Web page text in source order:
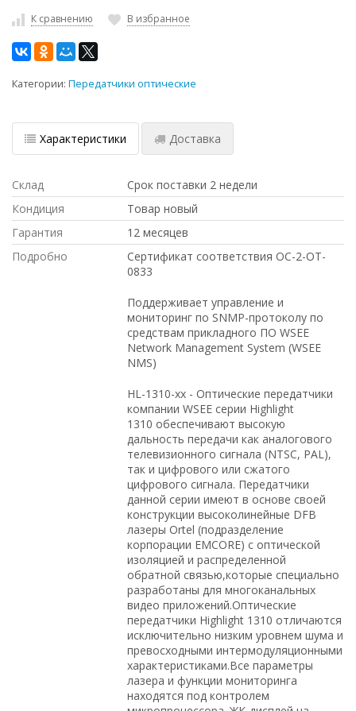
К сравнению В избранное
Категории: Передатчики оптические
Характеристики Доставка
Склад
Срок поставки 2 недели
Кондиция
Товар новый
Гарантия
12 месяцев
Подробно
Сертификат соответствия OC-2-OT-
0833
Поддерживает управление и
мониторинг по SNMP-протоколу по
средствам прикладного ПО WSEE
Network Management System (WSEE
NMS)
HL-1310-xx - Оптические передатчики
компании WSEE серии Highlight
1310 обеспечивают высокую
дальность передачи как аналогового
телевизионного сигнала (NTSC, PAL),
так и цифрового или сжатого
цифрового сигнала. Передатчики
данной серии имеют в основе своей
конструкции высоколинейные DFB
лазеры Ortel (подразделение
корпорации EMCORE) с оптической
изоляцией и распределенной
обратной связью,которые специально
разработаны для многоканальных
видео приложений.Оптические
передатчики Highlight 1310 отличаются
исключительно низким уровнем шума и
превосходными интермодуляционными
характеристиками.Все параметры
лазера и функции мониторинга
находятся под контролем